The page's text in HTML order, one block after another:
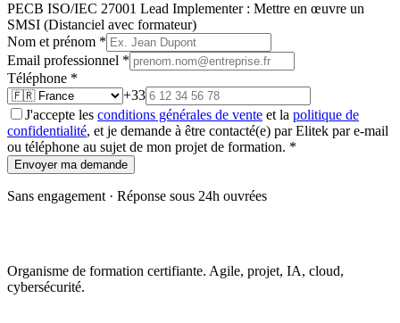
PECB ISO/IEC 27001 Lead Implementer : Mettre en œuvre un
SMSI (Distanciel avec formateur)
Nom et prénom *
Email professionnel *
Téléphone *
+33
J'accepte les conditions générales de vente et la politique de
confidentialité, et je demande à être contacté(e) par Elitek par e-mail
ou téléphone au sujet de mon projet de formation. *
Envoyer ma demande
Sans engagement · Réponse sous 24h ouvrées
Organisme de formation certifiante. Agile, projet, IA, cloud,
cybersécurité.